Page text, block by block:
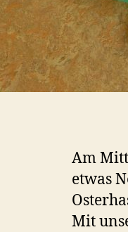
Am
etwas
Mit